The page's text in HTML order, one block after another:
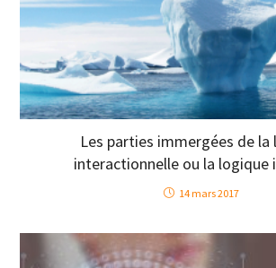
Les parties immergées de la
interactionnelle ou la logique
14 mars 2017